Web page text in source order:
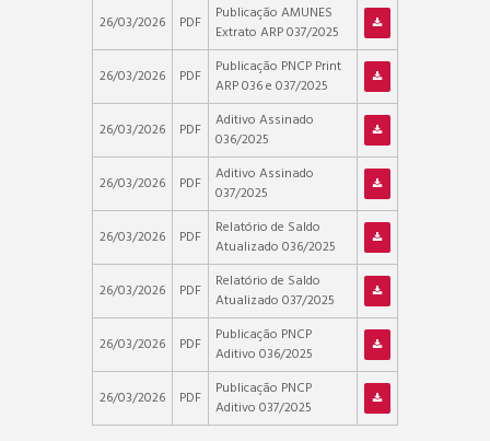
26/03/2026
PDF
Publicação AMUNES
Extrato ARP 037/2025
26/03/2026
PDF
Publicação PNCP Print
ARP 036 e 037/2025
26/03/2026
PDF
Aditivo Assinado
036/2025
26/03/2026
PDF
Aditivo Assinado
037/2025
26/03/2026
PDF
Relatório de Saldo
Atualizado 036/2025
26/03/2026
PDF
Relatório de Saldo
Atualizado 037/2025
26/03/2026
PDF
Publicação PNCP
Aditivo 036/2025
26/03/2026
PDF
Publicação PNCP
Aditivo 037/2025